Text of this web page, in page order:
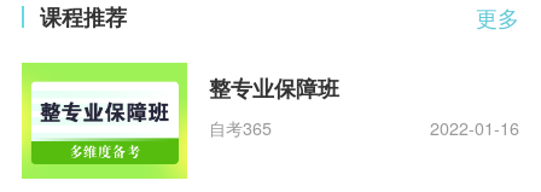
更多
课程推荐
整专业保障班
自考365 2022-01-16